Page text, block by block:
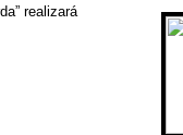
realizará